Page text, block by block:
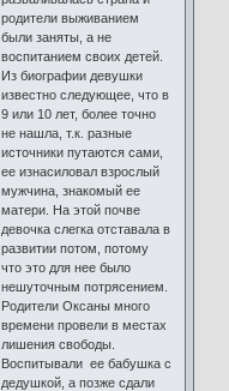
родители выживанием
были заняты, а не
воспитанием своих детей.
Из биографии девушки
известно следующее, что в
9 или 10 лет, более точно
не нашла, т.к. разные
источники путаются сами,
ее изнасиловал взрослый
мужчина, знакомый ее
матери. На этой почве
девочка слегка отставала в
развитии потом, потому
что это для нее было
нешуточным потрясением.
Родители Оксаны много
времени провели в местах
лишения свободы.
Воспитывали ее бабушка с
дедушкой, а позже сдали